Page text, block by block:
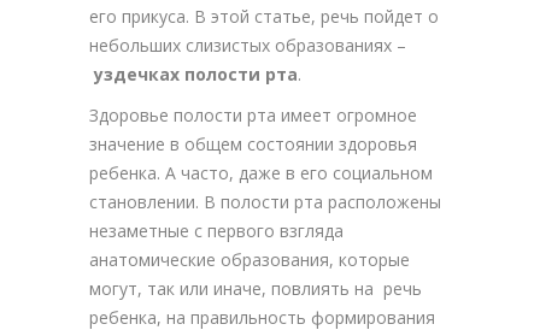
его прикуса. В этой статье, речь пойдет о
небольших слизистых образованиях –
уздечках полости рта.
Здоровье полости рта имеет огромное
значение в общем состоянии здоровья
ребенка. А часто, даже в его социальном
становлении. В полости рта расположены
незаметные с первого взгляда
анатомические образования, которые
могут, так или иначе, повлиять на речь
ребенка, на правильность формирования